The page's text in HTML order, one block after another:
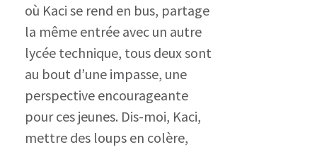
où Kaci se rend en bus, partage
la même entrée avec un autre
lycée technique, tous deux sont
au bout d’une impasse, une
perspective encourageante
pour ces jeunes. Dis-moi, Kaci,
mettre des loups en colère,